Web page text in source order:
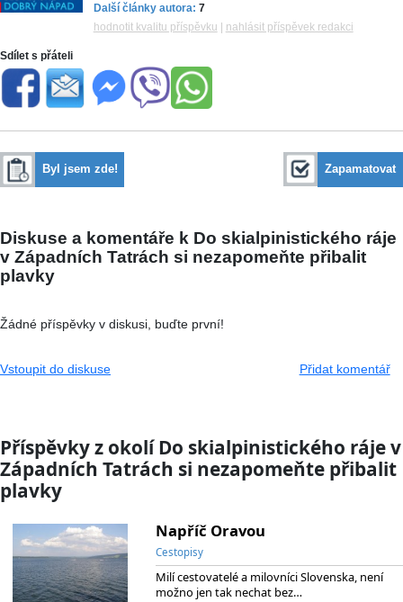
Další články autora: 7
hodnotit kvalitu příspěvku
nahlásit příspěvek redakci
Sdílet s přáteli
Byl jsem zde! Zapamatovat
Diskuse a komentáře k Do skialpinistického ráje
v Západních Tatrách si nezapomeňte přibalit
plavky
Žádné příspěvky v diskusi, buďte první!
Vstoupit do diskuse Přidat komentář
Příspěvky z okolí Do skialpinistického ráje v
Západních Tatrách si nezapomeňte přibalit
plavky
Napříč Oravou
Cestopisy
Milí cestovatelé a milovníci Slovenska, není
možno jen tak nechat bez…